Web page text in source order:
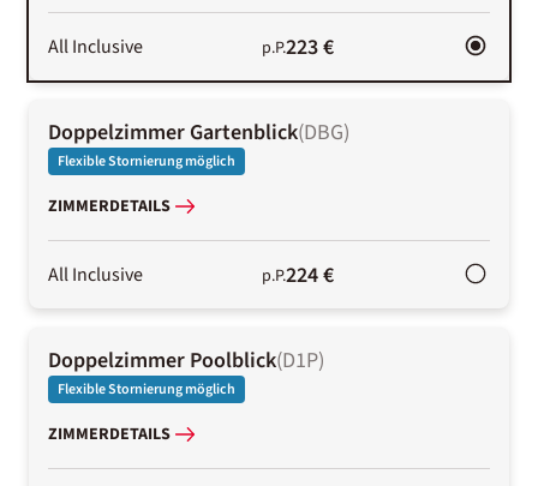
All Inclusive p.P.223 €
Doppelzimmer Gartenblick(DBG)
Flexible Stornierung möglich
ZIMMERDETAILS
All Inclusive p.P.224 €
Doppelzimmer Poolblick(D1P)
Flexible Stornierung möglich
ZIMMERDETAILS